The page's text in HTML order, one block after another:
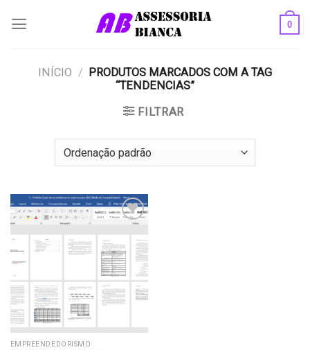
0
INÍCIO / PRODUTOS MARCADOS COM A TAG
“TENDENCIAS”
FILTRAR
Add to
wishlist
EMPREENDEDORISMO